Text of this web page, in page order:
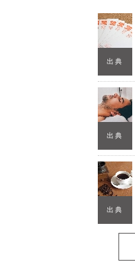
出典
出典
出典